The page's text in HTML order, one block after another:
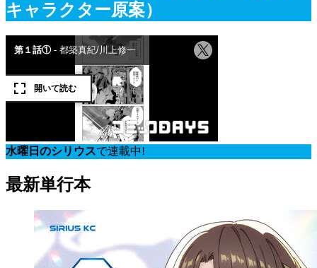
キャラクター原案）
水曜日のシリウスで連載中!
最新単行本